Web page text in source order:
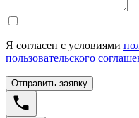
Я согласен с условиями
пользовательского
Отправить заявку